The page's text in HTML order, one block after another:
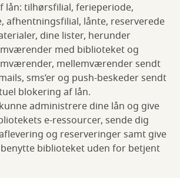
lån: tilhørsfilial, ferieperiode,
afhentningsfilial, lånte, reserverede
dine lister, herunder
med biblioteket og
mellemværender sendt
sms’er og push-beskeder sendt
blokering af lån.
administrere dine lån og give
e-ressourcer, sende dig
og reserveringer samt give
biblioteket uden for betjent